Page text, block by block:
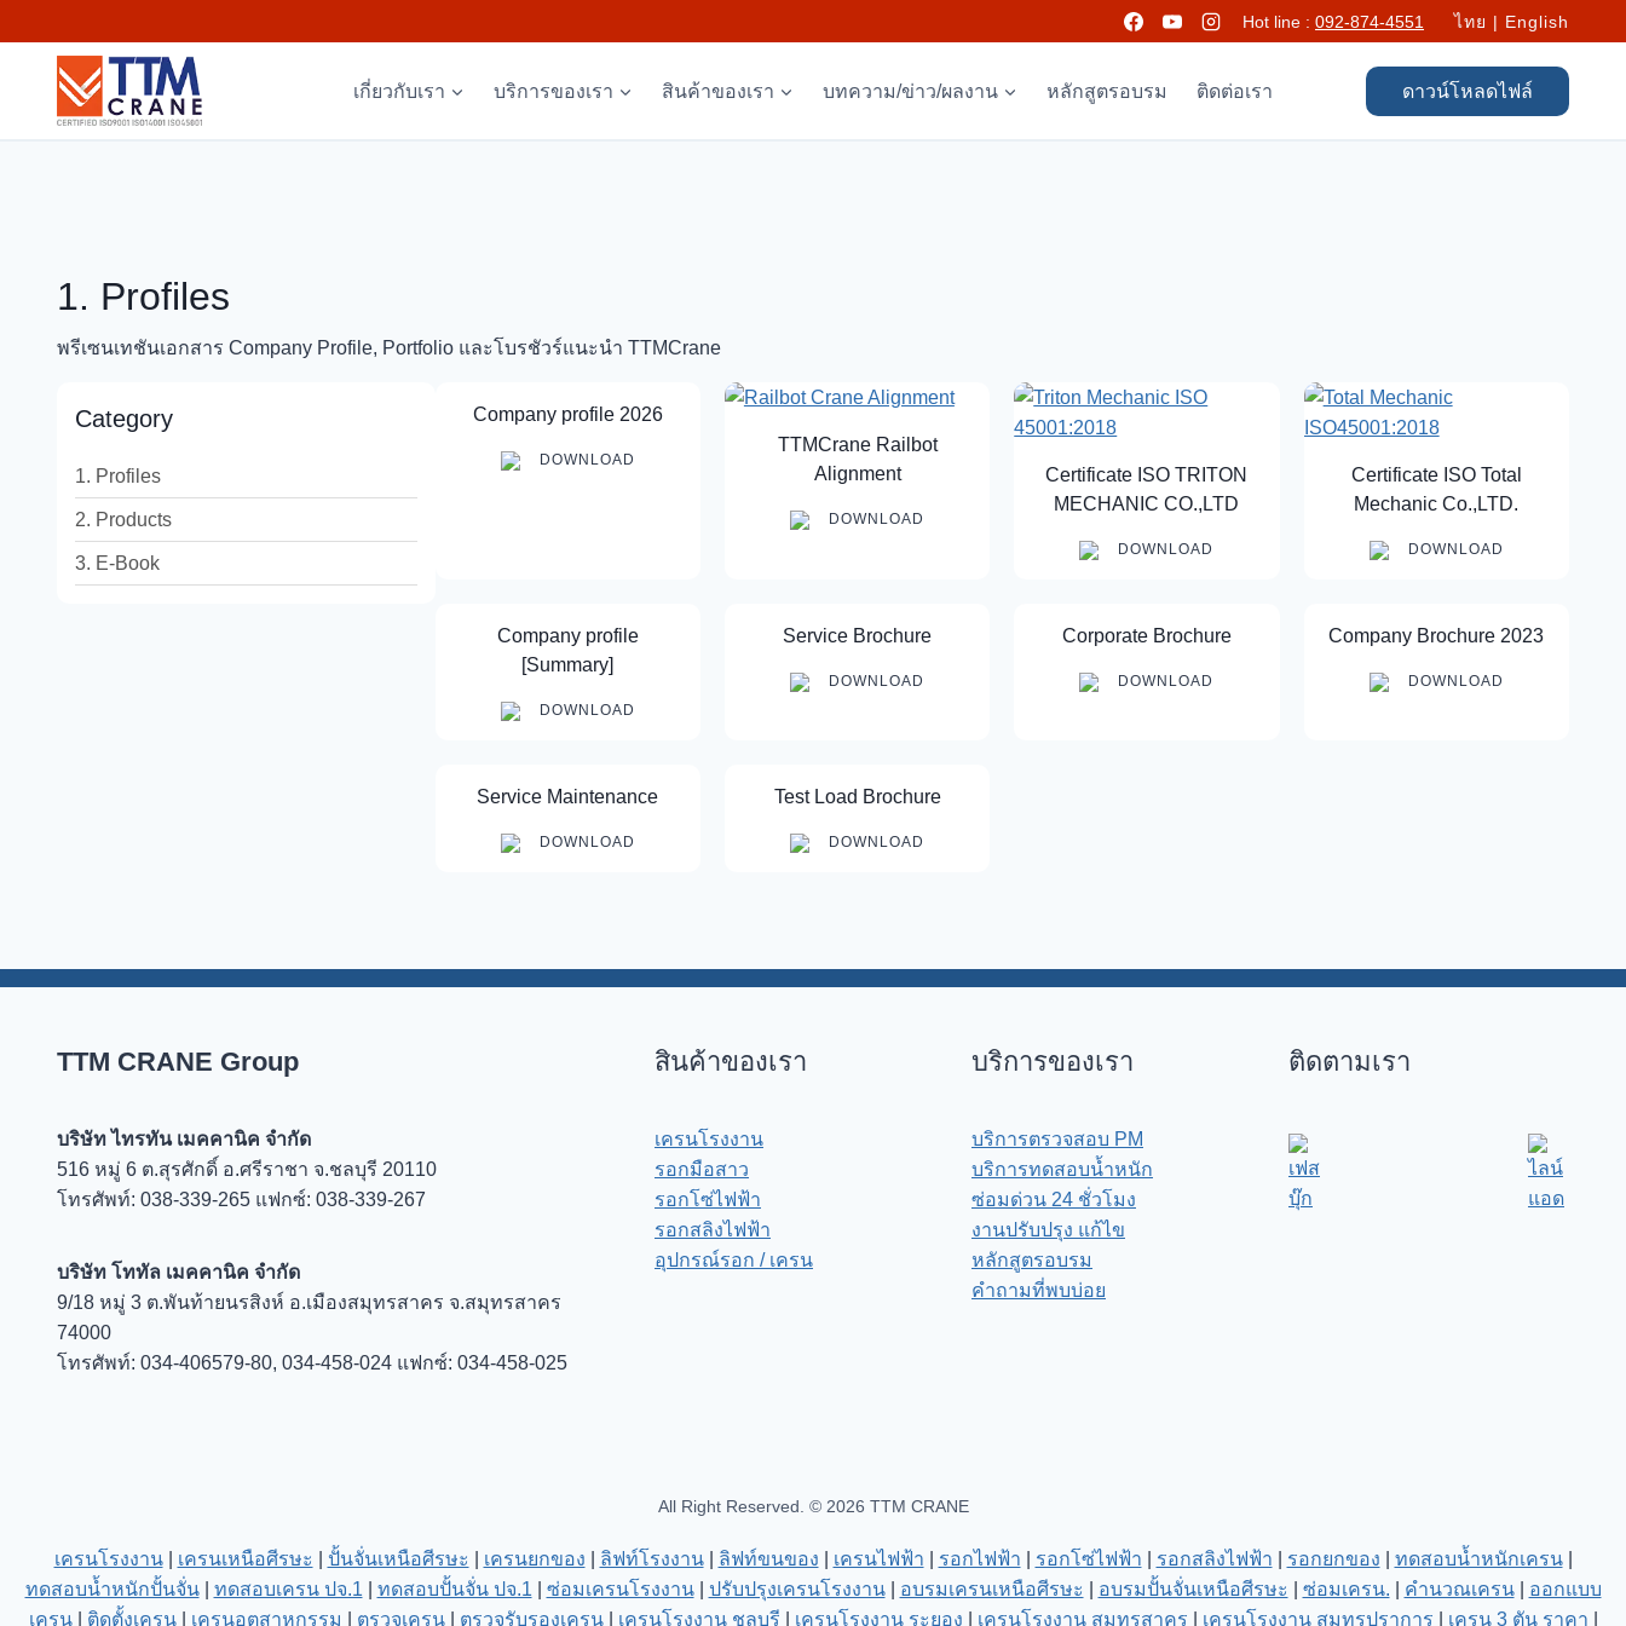
to
content
Hot line : 092-874-4551 ไทย | English
เกี่ยวกับเรา บริการของเรา สินค้าของเรา บทความ/ข่าว/ผลงาน หลักสูตรอบรม ติดต่อเรา ดาวน์โหลดไฟล์
1. Profiles
พรีเซนเทชันเอกสาร Company Profile, Portfolio และโบรชัวร์แนะนำ TTMCrane
Category
1. Profiles
2. Products
3. E-Book
Company profile 2026
DOWNLOAD
TTMCrane Railbot
Alignment
DOWNLOAD
Certificate ISO TRITON
MECHANIC CO.,LTD
DOWNLOAD
Certificate ISO Total
Mechanic Co.,LTD.
DOWNLOAD
Company profile
[Summary]
DOWNLOAD
Service Brochure
DOWNLOAD
Corporate Brochure
DOWNLOAD
Company Brochure 2023
DOWNLOAD
Service Maintenance
DOWNLOAD
Test Load Brochure
DOWNLOAD
TTM CRANE Group
บริษัท ไทรทัน เมคคานิค จำกัด
516 หมู่ 6 ต.สุรศักดิ์ อ.ศรีราชา จ.ชลบุรี 20110
โทรศัพท์: 038-339-265 แฟกซ์: 038-339-267
บริษัท โททัล เมคคานิค จำกัด
9/18 หมู่ 3 ต.พันท้ายนรสิงห์ อ.เมืองสมุทรสาคร จ.สมุทรสาคร
74000
โทรศัพท์: 034-406579-80, 034-458-024 แฟกซ์: 034-458-025
สินค้าของเรา
เครนโรงงาน
รอกมือสาว
รอกโซ่ไฟฟ้า
รอกสลิงไฟฟ้า
อุปกรณ์รอก / เครน
บริการของเรา
บริการตรวจสอบ PM
บริการทดสอบน้ำหนัก
ซ่อมด่วน 24 ชั่วโมง
งานปรับปรุง แก้ไข
หลักสูตรอบรม
คำถามที่พบบ่อย
ติดตามเรา
All Right Reserved. © 2026 TTM CRANE
เครนโรงงาน| เครนเหนือศีรษะ ปั้นจั่นเหนือศีรษะ เครนยกของ ลิฟท์โรงงาน| ลิฟท์ขนของ เครนไฟฟ้า รอกไฟฟ้า รอกโซ่ไฟฟ้า รอกสลิงไฟฟ้า รอกยกของ ทดสอบน้ำหนักเครน|
ทดสอบน้ำหนักปั้นจั่น| ทดสอบเครน ปจ.1 ทดสอบปั้นจั่น ปจ.1 ซ่อมเครนโรงงาน| ปรับปรุงเครนโรงงาน| อบรมเครนเหนือศีรษะ อบรมปั้นจั่นเหนือศีรษะ ซ่อมเครน. คำนวณเครน| ออกแบบ
เครน| ติดตั้งเครน| เครนอุตสาหกรรม ตรวจเครน| ตรวจรับรองเครน| เครนโรงงาน ชลบุรี เครนโรงงาน ระยอง เครนโรงงาน สมุทรสาคร เครนโรงงาน สมุทรปราการ เครน 3 ตัน ราคา